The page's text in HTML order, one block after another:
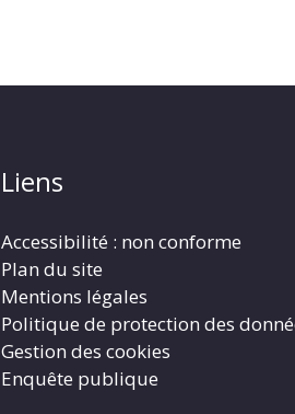
Liens
Accessibilité : non conforme
Plan du site
Mentions légales
Politique de protection des
Gestion des cookies
Enquête publique